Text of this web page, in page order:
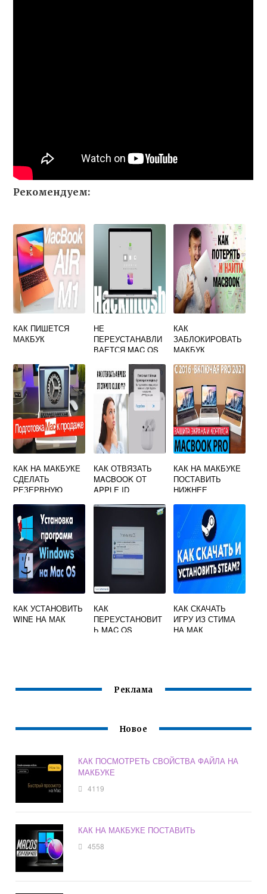
Рекомендуем:
КАК ПИШЕТСЯ
МАКБУК
НЕ
ПЕРЕУСТАНАВЛИ
ВАЕТСЯ MAC OS
КАК
ЗАБЛОКИРОВАТЬ
МАКБУК
КАК НА МАКБУКЕ
СДЕЛАТЬ
РЕЗЕРВНУЮ
КАК ОТВЯЗАТЬ
MACBOOK ОТ
APPLE ID
ХОЗЯИНА
КАК НА МАКБУКЕ
ПОСТАВИТЬ
НИЖНЕЕ
КАК УСТАНОВИТЬ
WINE НА МАК
КАК
ПЕРЕУСТАНОВИТ
Ь MAC OS
КАК СКАЧАТЬ
ИГРУ ИЗ СТИМА
НА МАК
Реклама
Новое
КАК ПОСМОТРЕТЬ СВОЙСТВА ФАЙЛА НА
МАКБУКЕ
4119
КАК НА МАКБУКЕ ПОСТАВИТЬ
4558